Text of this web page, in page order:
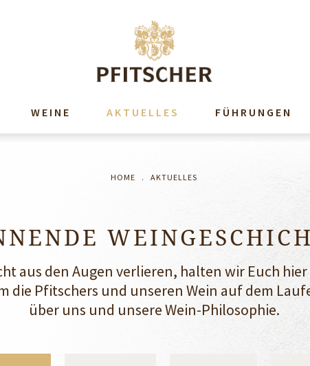
WEINE AKTUELLES FÜHRUNGEN
HOME . AKTUELLES
aus den Augen verlieren, halten wir Euch
die Pfitschers und unseren Wein auf dem
über uns und unsere Wein-Philosophie.